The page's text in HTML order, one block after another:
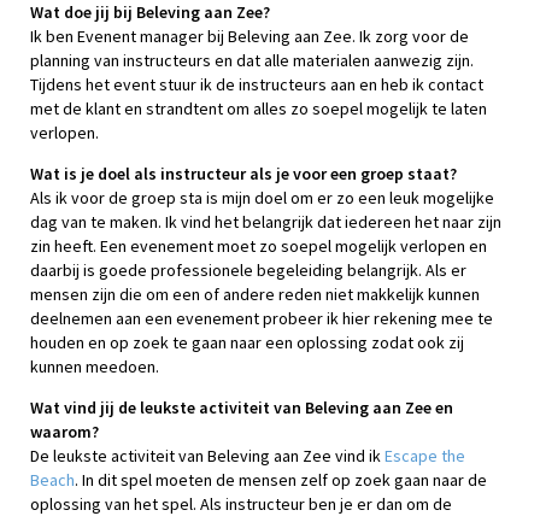
Wat doe jij bij Beleving aan Zee?
Ik ben Evenent manager bij Beleving aan Zee. Ik zorg voor de
planning van instructeurs en dat alle materialen aanwezig zijn.
Tijdens het event stuur ik de instructeurs aan en heb ik contact
met de klant en strandtent om alles zo soepel mogelijk te laten
verlopen.
Wat is je doel als instructeur als je voor een groep staat?
Als ik voor de groep sta is mijn doel om er zo een leuk mogelijke
dag van te maken. Ik vind het belangrijk dat iedereen het naar zijn
zin heeft. Een evenement moet zo soepel mogelijk verlopen en
daarbij is goede professionele begeleiding belangrijk. Als er
mensen zijn die om een of andere reden niet makkelijk kunnen
deelnemen aan een evenement probeer ik hier rekening mee te
houden en op zoek te gaan naar een oplossing zodat ook zij
kunnen meedoen.
Wat vind jij de leukste activiteit van Beleving aan Zee en
waarom?
De leukste activiteit van Beleving aan Zee vind ikEscape the
Beach. In dit spel moeten de mensen zelf op zoek gaan naar de
oplossing van het spel. Als instructeur ben je er dan om de